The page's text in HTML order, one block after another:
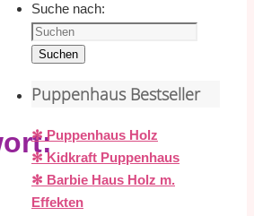
Suche nach:
Suchen
Puppenhaus Bestseller
✻ Puppenhaus Holz
✻ Kidkraft Puppenhaus
✻ Barbie Haus Holz m.
Effekten